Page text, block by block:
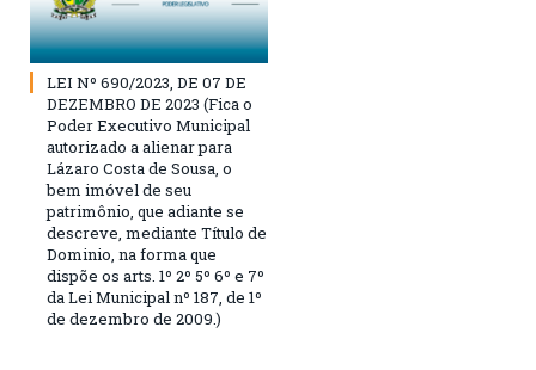
LEI Nº 690/2023, DE 07 DE
DEZEMBRO DE 2023 (Fica o
Poder Executivo Municipal
autorizado a alienar para
Lázaro Costa de Sousa, o
bem imóvel de seu
patrimônio, que adiante se
descreve, mediante Título de
Dominio, na forma que
dispõe os arts. 1º 2º 5º 6º e 7º
da Lei Municipal nº 187, de 1º
de dezembro de 2009.)